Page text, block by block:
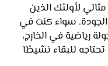
مثالي لأولئك الذين
سواء كنت في
رياضية في الخارج،
للبقاء نشيطًا